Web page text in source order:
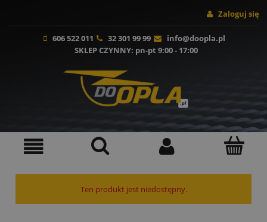
Zaloguj się
606 522 011 32 301 99 99
info@doopla.pl
SKLEP CZYNNY: pn-pt 9:00 - 17:00
Ten produkt jest niedostępny.